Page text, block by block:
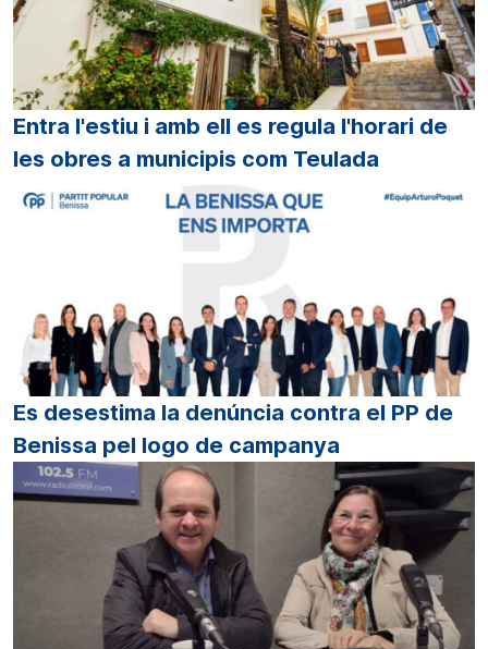
Entra l'estiu i amb ell es regula l'horari de
les obres a municipis com Teulada
Es desestima la denúncia contra el PP de
Benissa pel logo de campanya